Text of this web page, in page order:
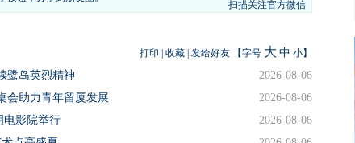
扫描关注官方微信
打印 收藏 发给好友 【字号 大 中 小】
2026-08-06
鹭岛英烈精神
2026-08-06
会助力青年留厦发展
2026-08-06
电影院举行